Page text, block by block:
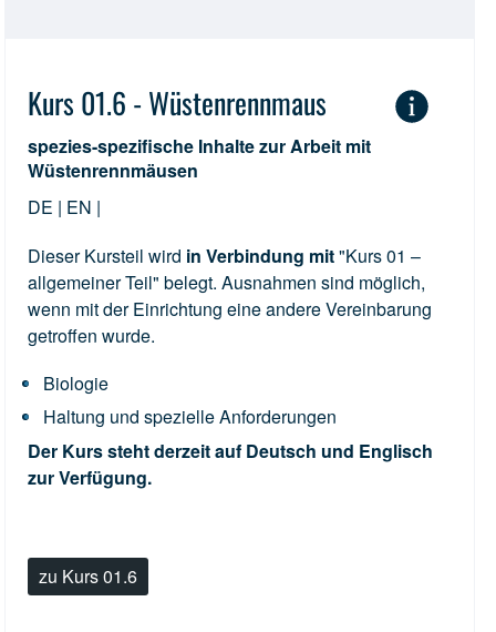
Kurs 01.6 - Wüstenrennmaus
spezies-spezifische Inhalte zur Arbeit mit
Wüstenrennmäusen
DE | EN |
Dieser Kursteil wird in Verbindung mit"Kurs 01 –
allgemeiner Teil" belegt. Ausnahmen sind möglich,
wenn mit der Einrichtung eine andere Vereinbarung
getroffen wurde.
Biologie
Haltung und spezielle Anforderungen
Der Kurs steht derzeit auf Deutsch und Englisch
zur Verfügung.
zu Kurs 01.6